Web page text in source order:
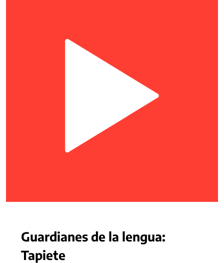
Guardianes de la lengua:
Tapiete